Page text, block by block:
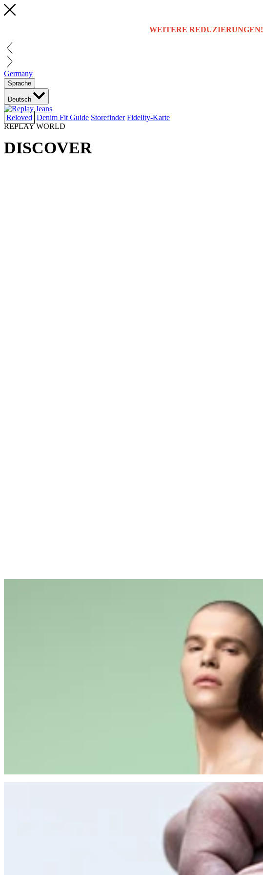
WEITERE REDUZIERUNGEN!
Germany
Sprache
Deutsch
Reloved Denim Fit Guide Storefinder Fidelity-Karte
REPLAY WORLD
DISCOVER